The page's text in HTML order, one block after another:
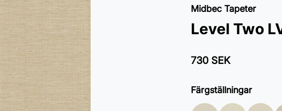
Midbec Tapeter
Level Two
730 SEK
Färgställningar